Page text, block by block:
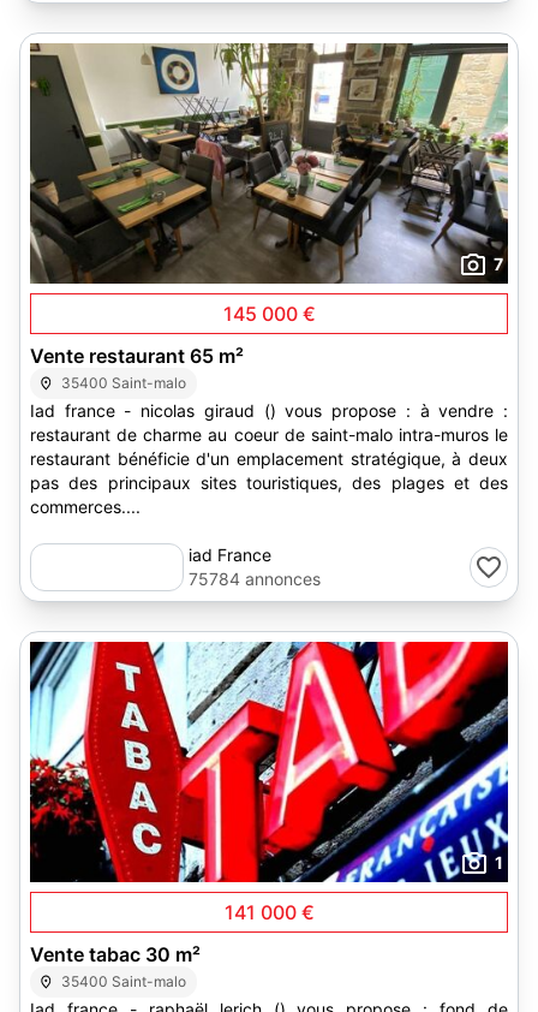
7
145 000 €
Vente restaurant 65 m²
35400 Saint-malo
Iad france - nicolas giraud () vous propose : à vendre :
restaurant de charme au coeur de saint-malo intra-muros le
restaurant bénéficie d'un emplacement stratégique, à deux
pas des principaux sites touristiques, des plages et des
commerces....
iad France
75784 annonces
1
141 000 €
Vente tabac 30 m²
35400 Saint-malo